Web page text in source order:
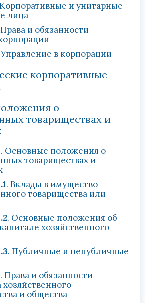
и унитарные
лица
и обязанности
Управление в корпорации
корпоративные
о
товариществах и
. Основные положения о
товариществах и
. Вклады в имущество
товарищества или
. Основные положения об
хозяйственного
. Публичные и непубличные
. Права и обязанности
хозяйственного
и общества